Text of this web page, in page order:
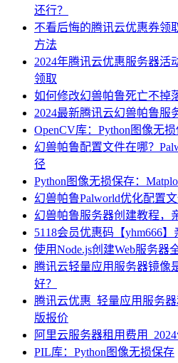
还行？
不看后悔的腾讯云优惠券领
方法
2024年腾讯云优惠服务器活
领取
如何修改幻兽帕鲁死亡不掉
2024最新腾讯云幻兽帕鲁服
OpenCV库：Python图像无
幻兽帕鲁配置文件在哪？
径
Python图像无损保存：
幻兽帕鲁Palworld优化配置文
幻兽帕鲁服务器创建教程，
5118会员优惠码【yhm666
使用Node.js创建Web服务器
腾讯云轻量应用服务器镜像
好？
腾讯云优惠_轻量应用服务
版报价
阿里云服务器租用费用
PIL库：Python图像无损保存